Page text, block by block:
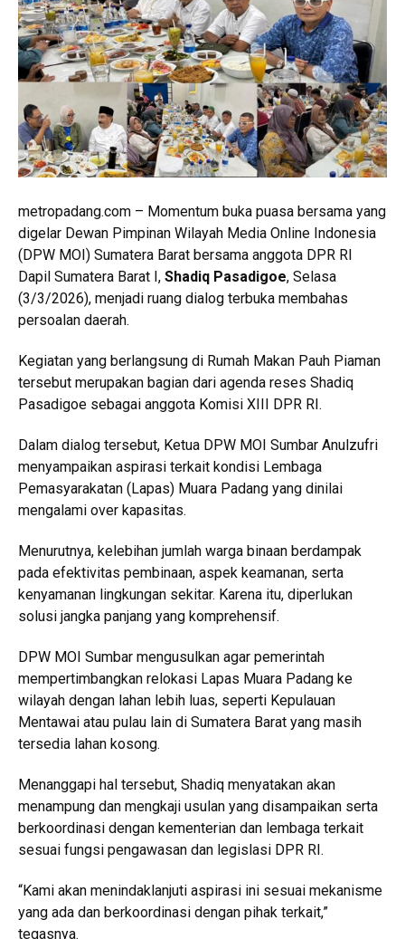
metropadang.com – Momentum buka puasa bersama yang
digelar Dewan Pimpinan Wilayah Media Online Indonesia
(DPW MOI) Sumatera Barat bersama anggota DPR RI
Dapil Sumatera Barat I, Shadiq Pasadigoe, Selasa
(3/3/2026), menjadi ruang dialog terbuka membahas
persoalan daerah.
Kegiatan yang berlangsung di Rumah Makan Pauh Piaman
tersebut merupakan bagian dari agenda reses Shadiq
Pasadigoe sebagai anggota Komisi XIII DPR RI.
Dalam dialog tersebut, Ketua DPW MOI Sumbar Anulzufri
menyampaikan aspirasi terkait kondisi Lembaga
Pemasyarakatan (Lapas) Muara Padang yang dinilai
mengalami over kapasitas.
Menurutnya, kelebihan jumlah warga binaan berdampak
pada efektivitas pembinaan, aspek keamanan, serta
kenyamanan lingkungan sekitar. Karena itu, diperlukan
solusi jangka panjang yang komprehensif.
DPW MOI Sumbar mengusulkan agar pemerintah
mempertimbangkan relokasi Lapas Muara Padang ke
wilayah dengan lahan lebih luas, seperti Kepulauan
Mentawai atau pulau lain di Sumatera Barat yang masih
tersedia lahan kosong.
Menanggapi hal tersebut, Shadiq menyatakan akan
menampung dan mengkaji usulan yang disampaikan serta
berkoordinasi dengan kementerian dan lembaga terkait
sesuai fungsi pengawasan dan legislasi DPR RI.
“Kami akan menindaklanjuti aspirasi ini sesuai mekanisme
yang ada dan berkoordinasi dengan pihak terkait,”
tegasnya.